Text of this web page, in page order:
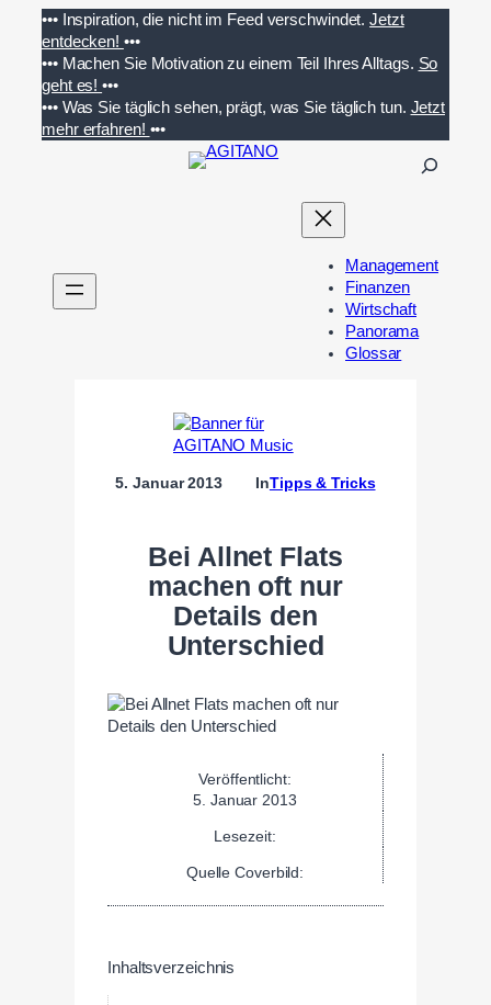
Inhalt
springen
••• Inspiration, die nicht im Feed verschwindet. Jetzt
entdecken! •••
••• Machen Sie Motivation zu einem Teil Ihres Alltags. So
geht es!•••
••• Was Sie täglich sehen, prägt, was Sie täglich tun. Jetzt
mehr erfahren! •••
n
Management
Finanzen
Wirtschaft
Panorama
Glossar
5. Januar 2013 InTipps & Tricks
Bei Allnet Flats
machen oft nur
Details den
Unterschied
Veröffentlicht:
5. Januar 2013
Lesezeit:
Quelle Coverbild:
Inhaltsverzeichnis